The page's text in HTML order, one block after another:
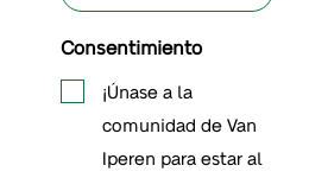
Consentimiento
¡Únase a la
comunidad de Van
Iperen para estar al